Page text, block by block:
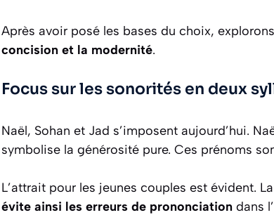
Après avoir posé les bases du choix,
concision et la modernité.
Focus sur les sonorités en deux
Naël, Sohan et Jad s’imposent aujourd’hui.
symbolise la générosité pure. Ces prénoms
L’attrait pour les jeunes couples est évident.
évite ainsi les erreurs de prononciation dans